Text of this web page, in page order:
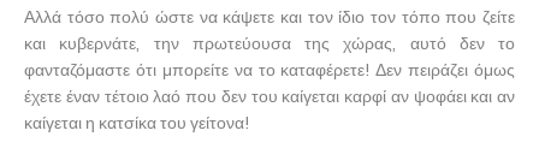
Αλλά τόσο πολύ ώστε να κάψετε και τον ίδιο τον τόπο που ζείτε
και κυβερνάτε, την πρωτεύουσα της χώρας, αυτό δεν το
φανταζόμαστε ότι μπορείτε να το καταφέρετε! Δεν πειράζει όμως
έχετε έναν τέτοιο λαό που δεν του καίγεται καρφί αν ψοφάει και αν
καίγεται η κατσίκα του γείτονα!